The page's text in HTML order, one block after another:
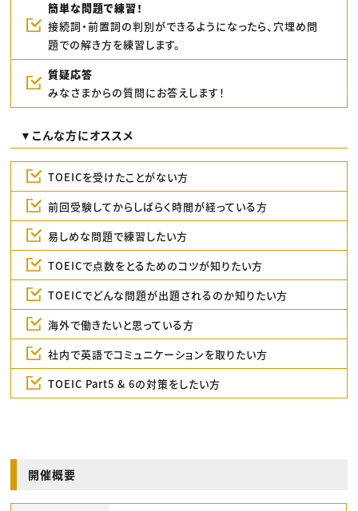
簡単な問題で練習！
接続詞・前置詞の判別ができるようになったら、穴埋め問
題での解き方を練習します。
質疑応答
みなさまからの質問にお答えします！
▼こんな方にオススメ
TOEICを受けたことがない方
前回受験してからしばらく時間が経っている方
易しめな問題で練習したい方
TOEICで点数をとるためのコツが知りたい方
TOEICでどんな問題が出題されるのか知りたい方
海外で働きたいと思っている方
社内で英語でコミュニケーションを取りたい方
TOEIC Part5 & 6の対策をしたい方
開催概要